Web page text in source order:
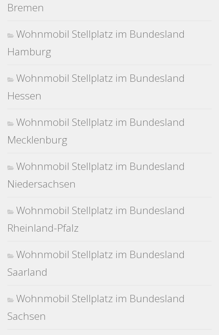
Bremen
Wohnmobil Stellplatz im Bundesland
Hamburg
Wohnmobil Stellplatz im Bundesland
Hessen
Wohnmobil Stellplatz im Bundesland
Mecklenburg
Wohnmobil Stellplatz im Bundesland
Niedersachsen
Wohnmobil Stellplatz im Bundesland
Rheinland-Pfalz
Wohnmobil Stellplatz im Bundesland
Saarland
Wohnmobil Stellplatz im Bundesland
Sachsen